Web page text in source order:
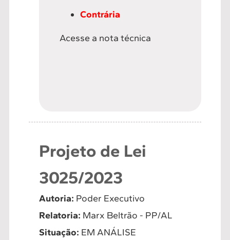
Contrária
Acesse a nota técnica
Projeto de Lei
3025/2023
Autoria: Poder Executivo
Relatoria: Marx Beltrão - PP/AL
Situação: EM ANÁLISE